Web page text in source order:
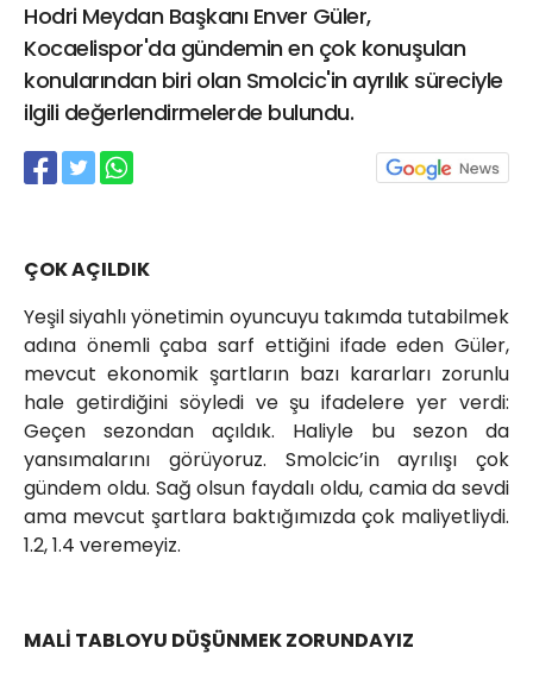
Hodri Meydan Başkanı Enver Güler,
Kocaelispor'da gündemin en çok konuşulan
konularından biri olan Smolcic'in ayrılık süreciyle
ilgili değerlendirmelerde bulundu.
ÇOK AÇILDIK
Yeşil siyahlı yönetimin oyuncuyu takımda tutabilmek
adına önemli çaba sarf ettiğini ifade eden Güler,
mevcut ekonomik şartların bazı kararları zorunlu
hale getirdiğini söyledi ve şu ifadelere yer verdi:
Geçen sezondan açıldık. Haliyle bu sezon da
yansımalarını görüyoruz. Smolcic’in ayrılışı çok
gündem oldu. Sağ olsun faydalı oldu, camia da sevdi
ama mevcut şartlara baktığımızda çok maliyetliydi.
1.2, 1.4 veremeyiz.
MALİ TABLOYU DÜŞÜNMEK ZORUNDAYIZ